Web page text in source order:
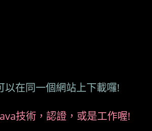
以在同一個網站上下載囉!
技術，認證，或是工作喔!